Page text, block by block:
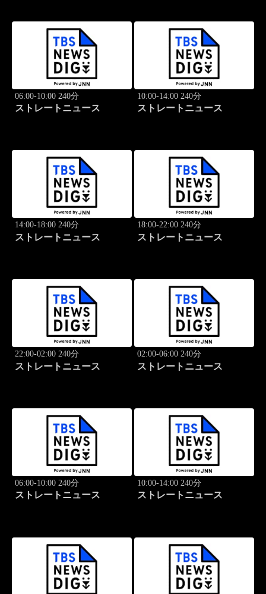
06:00-10:00 240分
ストレートニュース
10:00-14:00 240分
ストレートニュース
14:00-18:00 240分
ストレートニュース
18:00-22:00 240分
ストレートニュース
22:00-02:00 240分
ストレートニュース
02:00-06:00 240分
ストレートニュース
06:00-10:00 240分
ストレートニュース
10:00-14:00 240分
ストレートニュース